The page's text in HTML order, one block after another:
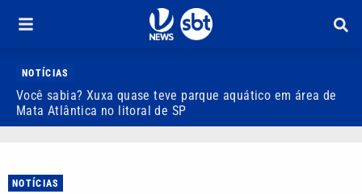
NOTÍCIAS
Você sabia? Xuxa quase teve parque aquático em área de
Mata Atlântica no litoral de SP
NOTÍCIAS